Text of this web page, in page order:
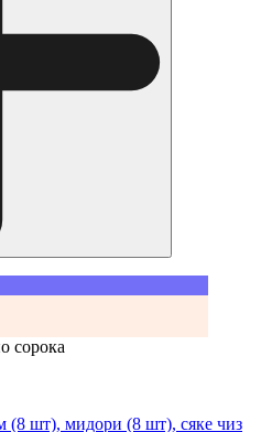
сорока
(8 шт), мидори (8 шт), сяке чиз